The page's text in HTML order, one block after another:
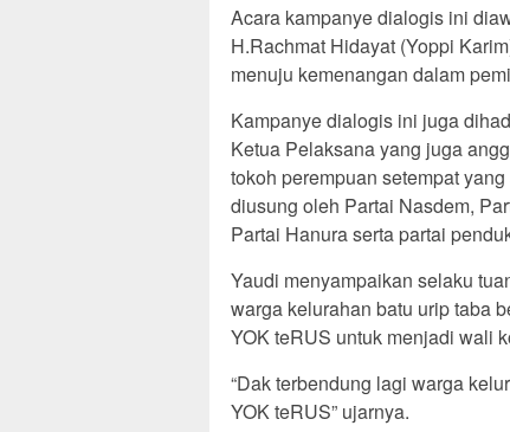
Acara kampanye dialogis ini
H.Rachmat Hidayat (Yoppi
menuju kemenangan dalam
Kampanye dialogis ini juga
Ketua Pelaksana yang juga
tokoh perempuan setempat
diusung oleh Partai Nasdem,
Partai Hanura serta partai
Yaudi menyampaikan selaku
warga kelurahan batu urip taba
YOK teRUS untuk menjadi wali
“Dak terbendung lagi warga
YOK teRUS” ujarnya.